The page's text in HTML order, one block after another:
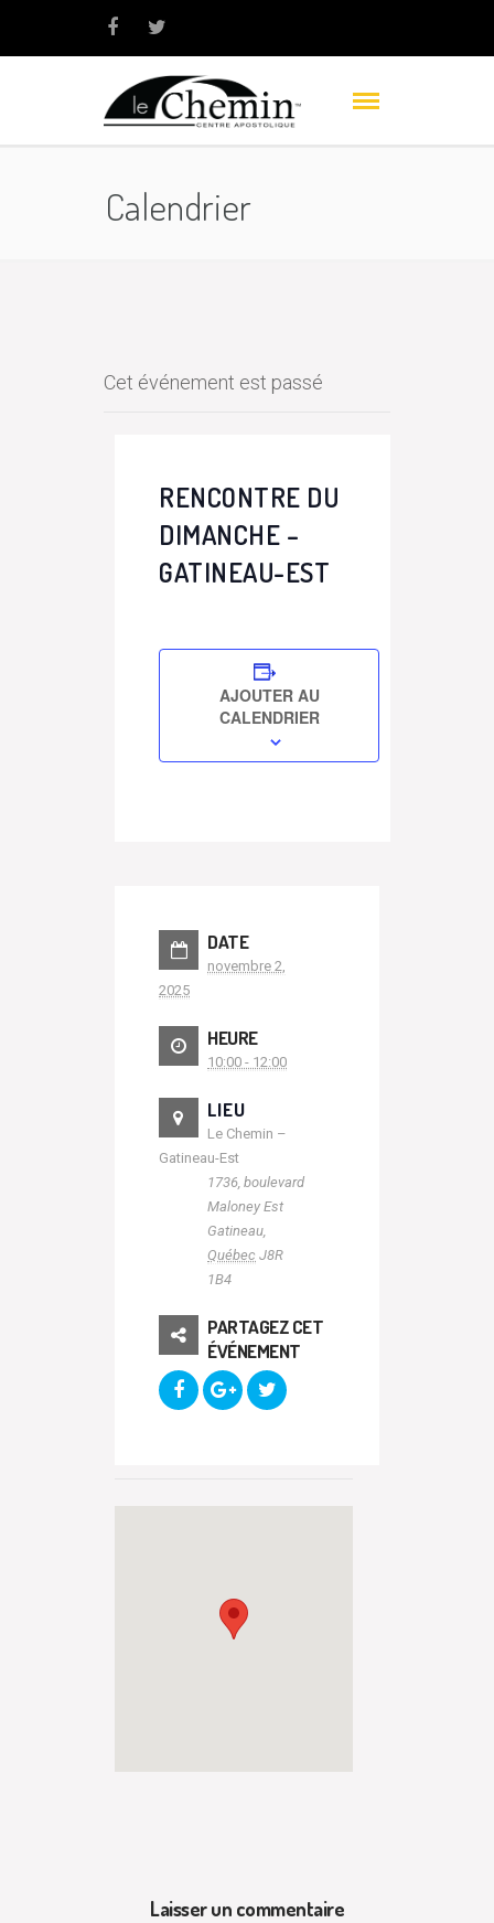
Calendrier
Cet événement est passé
RENCONTRE DU
DIMANCHE –
GATINEAU-EST
AJOUTER AU
CALENDRIER
DATE
novembre 2,
2025
HEURE
10:00 - 12:00
LIEU
Le Chemin –
Gatineau-Est
1736, boulevard
Maloney Est
Gatineau,
Québec J8R
1B4
PARTAGEZ CET
ÉVÉNEMENT
Laisser un commentaire